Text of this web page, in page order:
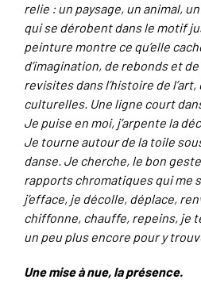
relie : un paysage, un animal,
qui se dérobent dans le motif
peinture montre ce qu’elle
d’imagination, de rebonds et
revisites dans l’histoire de
culturelles. Une ligne court
Je puise en moi, j’arpente la
Je tourne autour de la toile
danse. Je cherche, le bon
rapports chromatiques qui me
j’efface, je décolle, déplace,
chiffonne, chauffe, repeins, je
un peu plus encore pour y
Une mise à nue, la présence.